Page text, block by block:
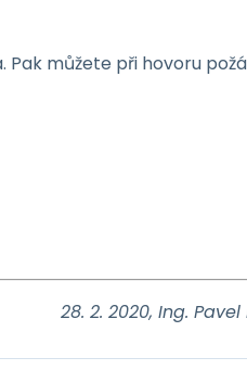
Pak můžete při hovoru
28. 2. 2020, Ing.